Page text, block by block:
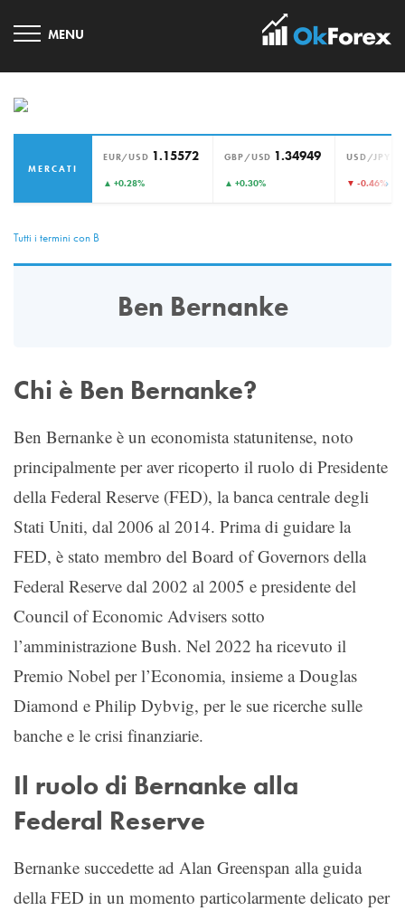
MERCATI
EUR/USD 1.15572
▲ +0.28%
GBP/USD 1.34949
▲ +0.30%
USD/JPY
▼ -0.46%›
Tutti i termini con B
Ben Bernanke
Chi è Ben Bernanke?
Ben Bernanke è un economista statunitense, noto
principalmente per aver ricoperto il ruolo di Presidente
della Federal Reserve (FED), la banca centrale degli
Stati Uniti, dal 2006 al 2014. Prima di guidare la
FED, è stato membro del Board of Governors della
Federal Reserve dal 2002 al 2005 e presidente del
Council of Economic Advisers sotto
l’amministrazione Bush. Nel 2022 ha ricevuto il
Premio Nobel per l’Economia, insieme a Douglas
Diamond e Philip Dybvig, per le sue ricerche sulle
banche e le crisi finanziarie.
Il ruolo di Bernanke alla
Federal Reserve
Bernanke succedette ad Alan Greenspan alla guida
della FED in un momento particolarmente delicato per